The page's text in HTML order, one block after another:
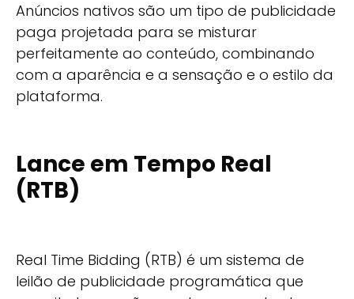
Anúncios nativos são um tipo de publicidade
paga projetada para se misturar
perfeitamente ao conteúdo, combinando
com a aparência e a sensação e o estilo da
plataforma.
Lance em Tempo Real
(RTB)
Real Time Bidding (RTB) é um sistema de
leilão de publicidade programática que